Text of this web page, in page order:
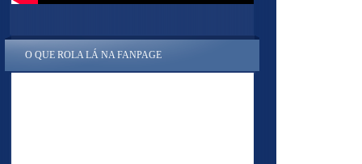
O QUE ROLA LÁ NA FANPAGE